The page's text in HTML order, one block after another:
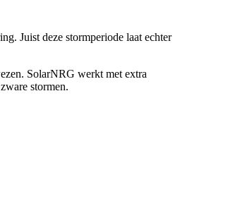
Juist deze stormperiode laat echter
SolarNRG werkt met extra
stormen.